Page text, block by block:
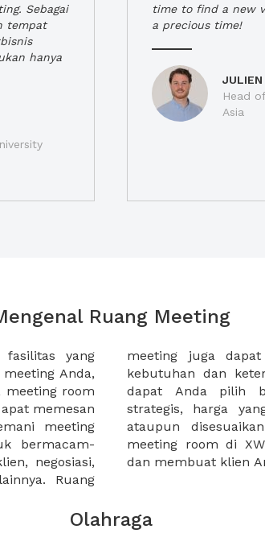
Sebagai
tempat
hanya
time to find a new
a precious time!
JULIEN
Head
Asia
Ruang Meeting
yang
Anda,
meeting room
memesan
meeting
bermacam-
negosiasi,
Ruang
sesuai
meeting
lokasi yang
Anda,
Anda. Sewa
Anda
dan membuat klien
Olahraga